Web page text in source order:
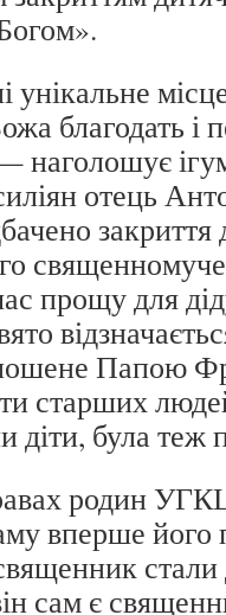
унікальне
благодать і
наголошує
отець
закриття
прощу для
Папою
старших
діти, була
родин
вперше його
сам є